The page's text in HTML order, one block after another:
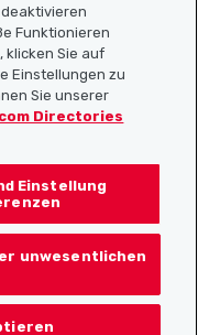
deaktivieren
Funktionieren
klicken Sie auf
Einstellungen zu
Sie unserer
Directories
Einstellung
unwesentlichen